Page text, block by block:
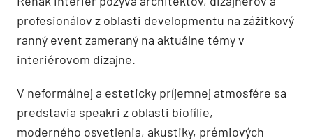
profesionálov z oblasti developmentu na zážitkový
ranný event zameraný na aktuálne témy v
interiérovom dizajne.
V neformálnej a esteticky príjemnej atmosfére sa
predstavia speakri z oblasti biofílie,
moderného osvetlenia, akustiky, prémiových